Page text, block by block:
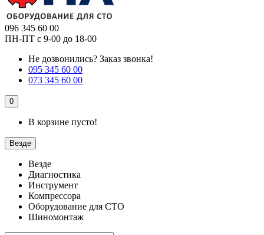
096 345 60 00
ПН-ПТ с 9-00 до 18-00
Не дозвонились? Заказ звонка!
095 345 60 00
073 345 60 00
0
В корзине пусто!
Везде
Везде
Диагностика
Инструмент
Компрессора
Оборудование для СТО
Шиномонтаж